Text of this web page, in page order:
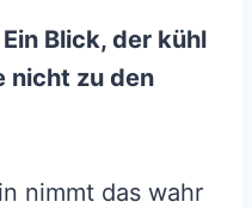
Blick, der kühl
nicht zu den
nimmt das wahr